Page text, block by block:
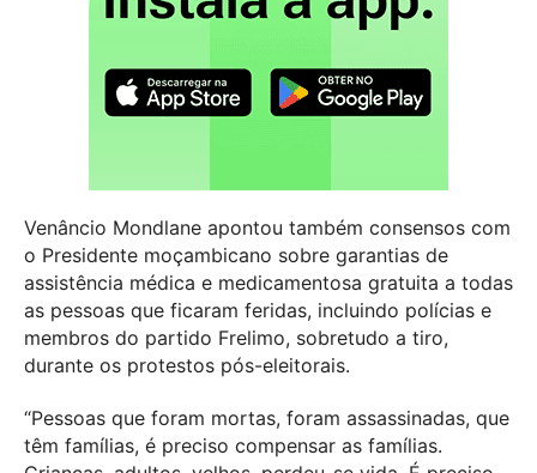
Venâncio Mondlane apontou também consensos com
o Presidente moçambicano sobre garantias de
assistência médica e medicamentosa gratuita a todas
as pessoas que ficaram feridas, incluindo polícias e
membros do partido Frelimo, sobretudo a tiro,
durante os protestos pós-eleitorais.
“Pessoas que foram mortas, foram assassinadas, que
têm famílias, é preciso compensar as famílias.